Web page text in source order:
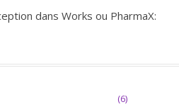
dans Works ou PharmaX:
(6)